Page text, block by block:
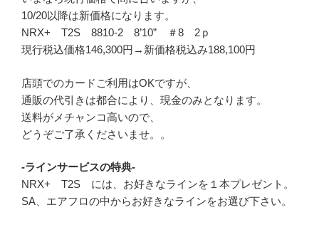
10/20以降は新価格になります。
NRX+ T2S 8810-2 8’10” ＃8 2ｐ
現行税込価格146,300円→新価格税込み188,100円
店頭でのカードご利用はOKですが、
通販の代引きは都合により、現金のみとなります。
送料がメチャンコ高いので、
どうぞご了承くださいませ。。
-ラインサービスの特典-
NRX+ T2S には、お好きなラインを１本プレゼント。
SA、エアフロの中からお好きなラインをお選び下さい。